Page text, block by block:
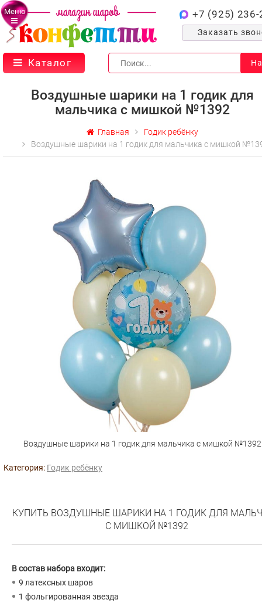
Меню +7 (925) 236-
Заказать
Каталог
Воздушные шарики на 1 годик для
мальчика с мишкой №1392
Главная
Годик ребёнку
Воздушные шарики на 1 годик для мальчика с мишкой
Воздушные шарики на 1 годик для мальчика с мишкой №1392
Категория: Годик ребёнку
КУПИТЬ ВОЗДУШНЫЕ ШАРИКИ НА 1 ГОДИК ДЛЯ
С МИШКОЙ №1392
В состав набора входит:
9 латексных шаров
1 фольгированная звезда